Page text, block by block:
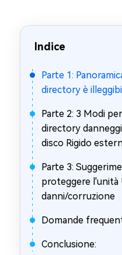
Indice
Parte 1:
directory è
Parte 2: 3 Modi
directory
disco Rigido
Parte 3:
proteggere l'unità
danni/corruzione
Domande
Conclusione: